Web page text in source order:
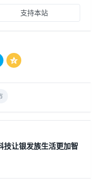
支持本站

技让银发族生活更加智